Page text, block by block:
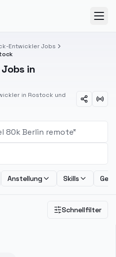
Entwickler Jobs
in
in Rostock und
Anstellung Skills
Schnellfilter